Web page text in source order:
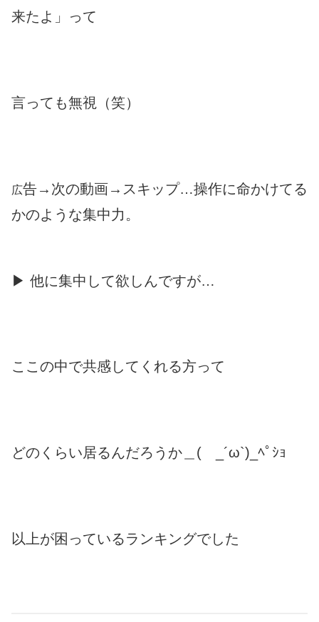
来たよ」って
言っても無視（笑）
広告→次の動画→スキップ…操作に命かけてる
かのような集中力。
▶ 他に集中して欲しんですが…
ここの中で共感してくれる方って
どのくらい居るんだろうか＿( _´ω`)_ﾍﾟｼｮ
以上が困っているランキングでした